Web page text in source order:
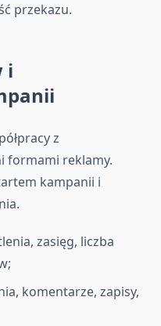
przekazu.
i
z
formami reklamy.
kampanii i
zasięg, liczba
komentarze, zapisy,